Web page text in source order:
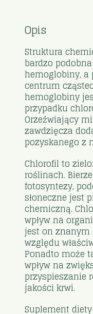
Opis
Struktura
bardzo
hemoglobiny, a
centrum
hemoglobiny
przypadku
Orzeźwiający
zawdzięcza
pozyskanego z
Chlorofil to
roślinach.
fotosyntezy,
słoneczne jest
chemiczną.
wpływ na
jest on znanym
względu
Ponadto może
wpływ na
przyspieszanie
jakości krwi.
Suplement